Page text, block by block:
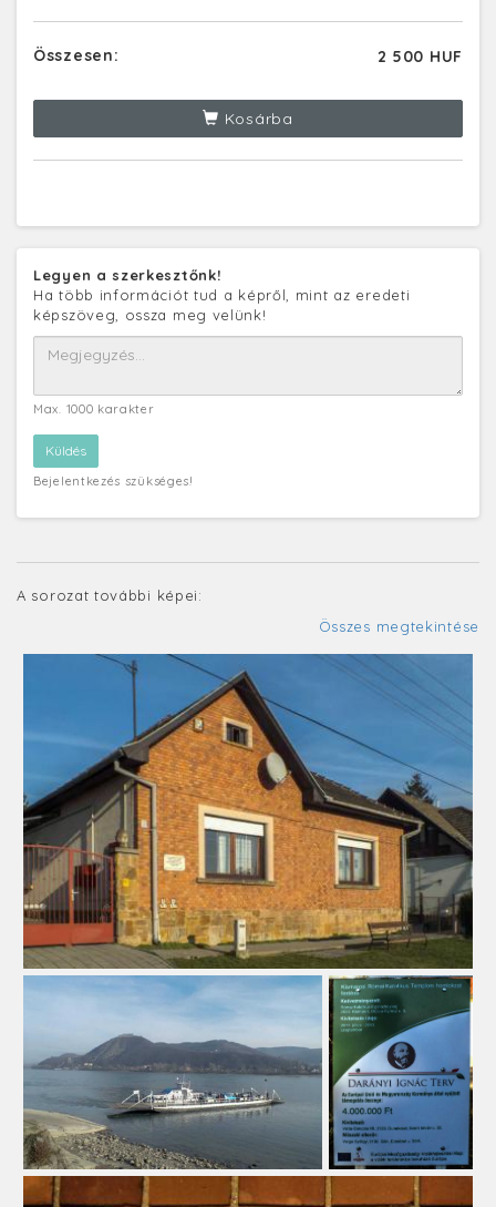
Összesen: 2 500 HUF
Kosárba
Legyen a szerkesztőnk!
Ha több információt tud a képről, mint az eredeti
képszöveg, ossza meg velünk!
Max. 1000 karakter
Bejelentkezés szükséges!
A sorozat további képei:
Összes megtekintése